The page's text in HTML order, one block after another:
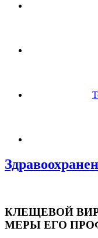
КЛЕЩЕВОЙ
МЕРЫ ЕГО